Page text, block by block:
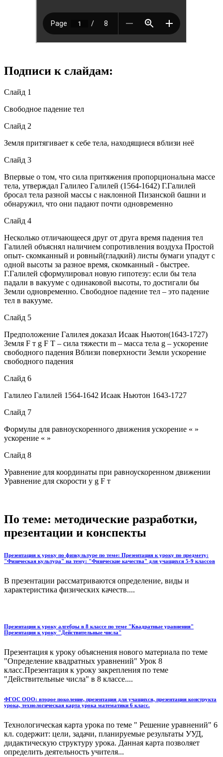
Подписи к слайдам:
Слайд 1
Свободное падение тел
Слайд 2
Земля притягивает к себе тела, находящиеся вблизи неё
Слайд 3
Впервые о том, что сила притяжения пропорциональна массе
тела, утверждал Галилео Галилей (1564-1642) Г.Галилей
бросал тела разной массы с наклонной Пизанской башни и
обнаружил, что они падают почти одновременно
Слайд 4
Несколько отличающееся друг от друга время падения тел
Галилей объяснял наличием сопротивления воздуха Простой
опыт- скомканный и ровный(гладкий) листы бумаги упадут с
одной высоты за разное время, скомканный - быстрее.
Г.Галилей сформулировал новую гипотезу: если бы тела
падали в вакууме с одинаковой высоты, то достигали бы
Земли одновременно. Свободное падение тел – это падение
тел в вакууме.
Слайд 5
Предположение Галилея доказал Исаак Ньютон(1643-1727)
Земля F т g F T – сила тяжести m – масса тела g – ускорение
свободного падения Вблизи поверхности Земли ускорение
свободного падения
Слайд 6
Галилео Галилей 1564-1642 Исаак Ньютон 1643-1727
Слайд 7
Формулы для равноускоренного движения ускорение « »
ускорение « »
Слайд 8
Уравнение для координаты при равноускоренном движении
Уравнение для скорости y g F т
По теме: методические разработки,
презентации и конспекты
Презентация к уроку по физкультуре по теме: Презентация к уроку по предмету:
"Физическая культура" на тему: "Физические качества" для учащихся 5-9 классов
В презентации рассматриваются определение, виды и
характеристика физических качеств....
Презентация к уроку алгебры в 8 классе по теме "Квадратные уравнения"
Презентация к уроку "Действительные числа"
Презентация к уроку объяснения нового материала по теме
"Определение квадратных уравнений" Урок 8
класс.Презентация к уроку закрепления по теме
"Действительные числа" в 8 классе....
ФГОС ООО: второе поколение, презентация для учащихся, презентация конструкта
урока, технологическая карта урока математики 6 класс.
Технологическая карта урока по теме " Решение уравнений" 6
кл. содержит: цели, задачи, планируемые результаты УУД,
дидактическую структуру урока. Данная карта позволяет
определить деятельность учителя...